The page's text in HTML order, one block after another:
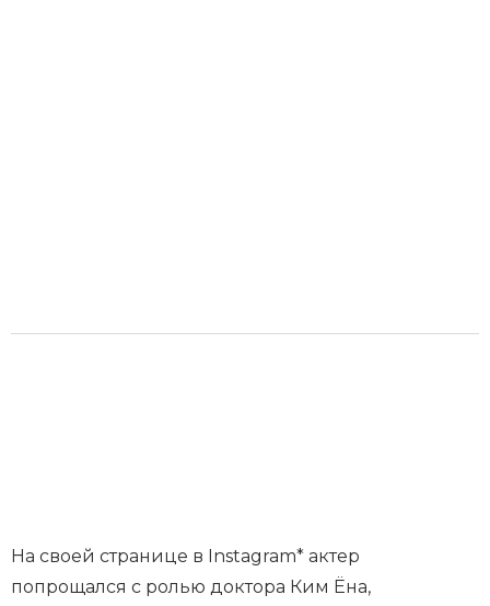
На своей странице в Instagram* актер
попрощался с ролью доктора Ким Ёна,